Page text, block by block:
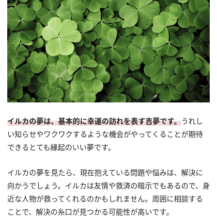
イルカの夢は、基本的に幸運の訪れを表す吉夢です。うれし
い知らせやワクワクするような機会がやってくることが期待
できるとても縁起のいい夢です。
イルカの夢を見たら、現在抱えている問題や悩みは、解決に
向かうでしょう。イルカは友情や救済の暗示でもあるので、身
近な人物が救ってくれるのかもしれません。周囲に相談する
ことで、解決の糸口が見つかる可能性が高いです。